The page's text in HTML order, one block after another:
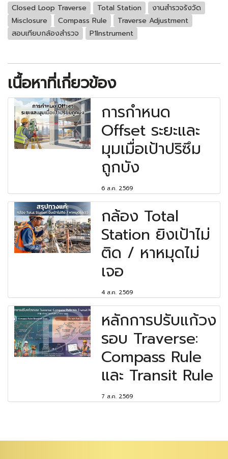
Closed Loop Traverse Total Station
งานสำรวจรังวัด
Misclosure
Compass Rule
Traverse Adjustment
สอบเทียบกล้องสำรวจ
P1Instrument
เนื้อหาที่เกี่ยวข้อง
การกำหนด
Offset ระยะและ
มุมเมื่อเป้าปริซึม
ถูกบัง
6 ส.ค. 2569
กล้อง Total
Station ยิงเป้าไม่
ติด / หาหมุดไม่
เจอ
4 ส.ค. 2569
หลักการปรับแก้วง
รอบ Traverse:
Compass Rule
และ Transit Rule
7 ส.ค. 2569